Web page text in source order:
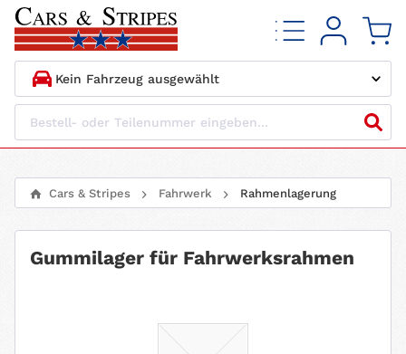
1. HERSTELLER
4. MOTORTYP
Cars & Stripes Fahrwerk Rahmenlagerung
Gummilager für Fahrwerksrahmen